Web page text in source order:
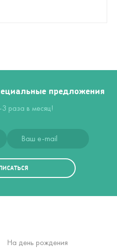
предложения
раза в месяц!
На день рождения